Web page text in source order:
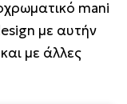
mani
με αυτήν
με άλλες